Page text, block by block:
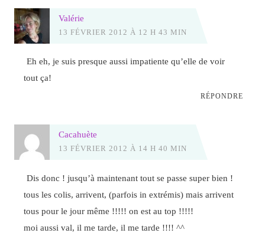
Valérie
13 FÉVRIER 2012 À 12 H 43 MIN
Eh eh, je suis presque aussi impatiente qu’elle de voir
tout ça!
RÉPONDRE
Cacahuète
13 FÉVRIER 2012 À 14 H 40 MIN
Dis donc ! jusqu’à maintenant tout se passe super bien !
tous les colis, arrivent, (parfois in extrémis) mais arrivent
tous pour le jour même !!!!! on est au top !!!!!
moi aussi val, il me tarde, il me tarde !!!! ^^